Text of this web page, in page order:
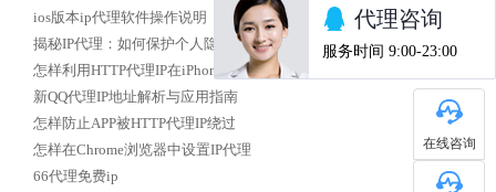
ios版本ip代理软件操作说明
揭秘IP代理：如何保护个人隐私安全？
怎样利用HTTP代理IP在iPhone上实现校园网络访问
新QQ代理IP地址解析与应用指南
怎样防止APP被HTTP代理IP绕过
怎样在Chrome浏览器中设置IP代理
66代理免费ip
在线咨询